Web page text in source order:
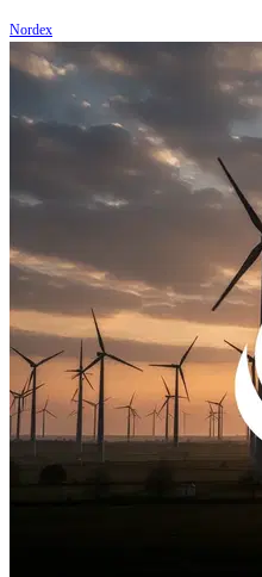
Nordex